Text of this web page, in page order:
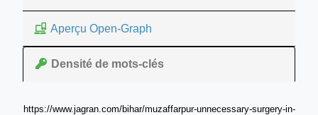
Aperçu Open-Graph
Densité de mots-clés
https://www.jagran.com/bihar/muzaffarpur-unnecessary-surgery-in-